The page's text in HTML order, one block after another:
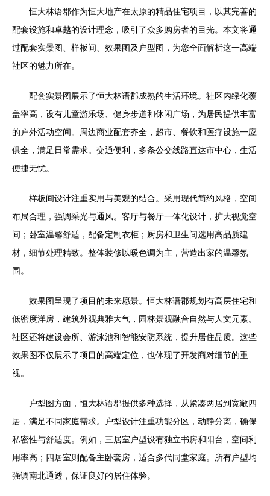
恒大林语郡作为恒大地产在太原的精品住宅项目，以其完善的
配套设施和卓越的设计理念，吸引了众多购房者的目光。本文将通
过配套实景图、样板间、效果图及户型图，为您全面解析这一高端
社区的魅力所在。
配套实景图展示了恒大林语郡成熟的生活环境。社区内绿化覆
盖率高，设有儿童游乐场、健身步道和休闲广场，为居民提供丰富
的户外活动空间。周边商业配套齐全，超市、餐饮和医疗设施一应
俱全，满足日常需求。交通便利，多条公交线路直达市中心，生活
便捷无忧。
样板间设计注重实用与美观的结合。采用现代简约风格，空间
布局合理，强调采光与通风。客厅与餐厅一体化设计，扩大视觉空
间；卧室温馨舒适，配备定制衣柜；厨房和卫生间选用高品质建
材，细节处理精致。整体装修以暖色调为主，营造出家的温馨氛
围。
效果图呈现了项目的未来愿景。恒大林语郡规划有高层住宅和
低密度洋房，建筑外观典雅大气，园林景观融合自然与人文元素。
社区还将建设会所、游泳池和智能安防系统，提升居住品质。这些
效果图不仅展示了项目的高端定位，也体现了开发商对细节的重
视。
户型图方面，恒大林语郡提供多种选择，从紧凑两居到宽敞四
居，满足不同家庭需求。户型设计注重功能分区，动静分离，确保
私密性与舒适度。例如，三居室户型设有独立书房和阳台，空间利
用率高；四居室则配备主卧套房，适合多代同堂家庭。所有户型均
强调南北通透，保证良好的居住体验。